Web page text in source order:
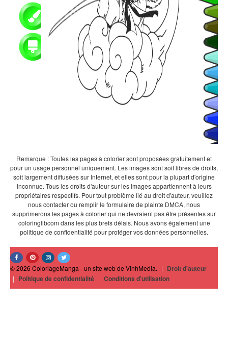
Remarque : Toutes les pages à colorier sont proposées gratuitement et
pour un usage personnel uniquement. Les images sont soit libres de droits,
soit largement diffusées sur Internet, et elles sont pour la plupart d'origine
inconnue. Tous les droits d'auteur sur les images appartiennent à leurs
propriétaires respectifs. Pour tout problème lié au droit d'auteur, veuillez
nous contacter ou remplir le formulaire de plainte DMCA, nous
supprimerons les pages à colorier qui ne devraient pas être présentes sur
coloringlibcom dans les plus brefs délais. Nous avons également une
politique de confidentialité pour protéger vos données personnelles.
© 2026 ColoriageManga - un site web de VinhMedia. | Droit d'auteur
| Politique de confidentialité | Conditions d'utilisation